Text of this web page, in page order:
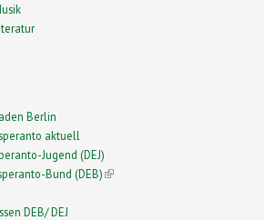
Berlin
aktuell
Jugend (DEJ)
Bund (DEB)(link is external)
DEB/ DEJ